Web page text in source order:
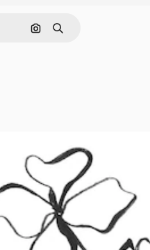
Cerca per immagine
Ricerca